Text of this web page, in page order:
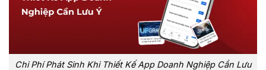
Chi Phí Phát Sinh Khi Thiết Kế App Doanh Nghiệp Cần Lưu